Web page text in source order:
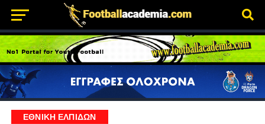
ΕΘΝΙΚΗ ΕΛΠΙΔΩΝ